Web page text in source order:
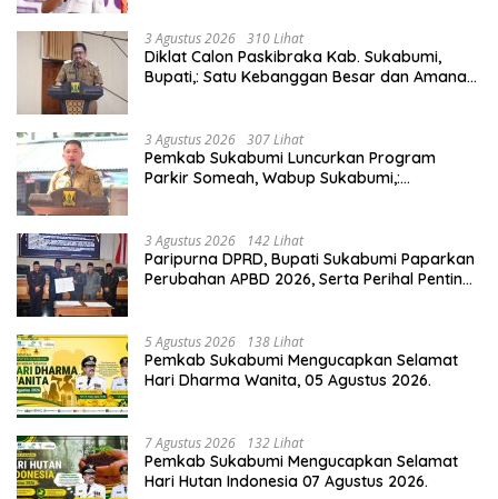
3 Agustus 2026 310 Lihat
Diklat Calon Paskibraka Kab. Sukabumi,
Bupati,: Satu Kebanggan Besar dan Amanah
3 Agustus 2026 307 Lihat
Pemkab Sukabumi Luncurkan Program
Parkir Someah, Wabup Sukabumi,:
3 Agustus 2026 142 Lihat
Paripurna DPRD, Bupati Sukabumi Paparkan
Perubahan APBD 2026, Serta Perihal Penting
5 Agustus 2026 138 Lihat
Pemkab Sukabumi Mengucapkan Selamat
Hari Dharma Wanita, 05 Agustus 2026.
7 Agustus 2026 132 Lihat
Pemkab Sukabumi Mengucapkan Selamat
Hari Hutan Indonesia 07 Agustus 2026.